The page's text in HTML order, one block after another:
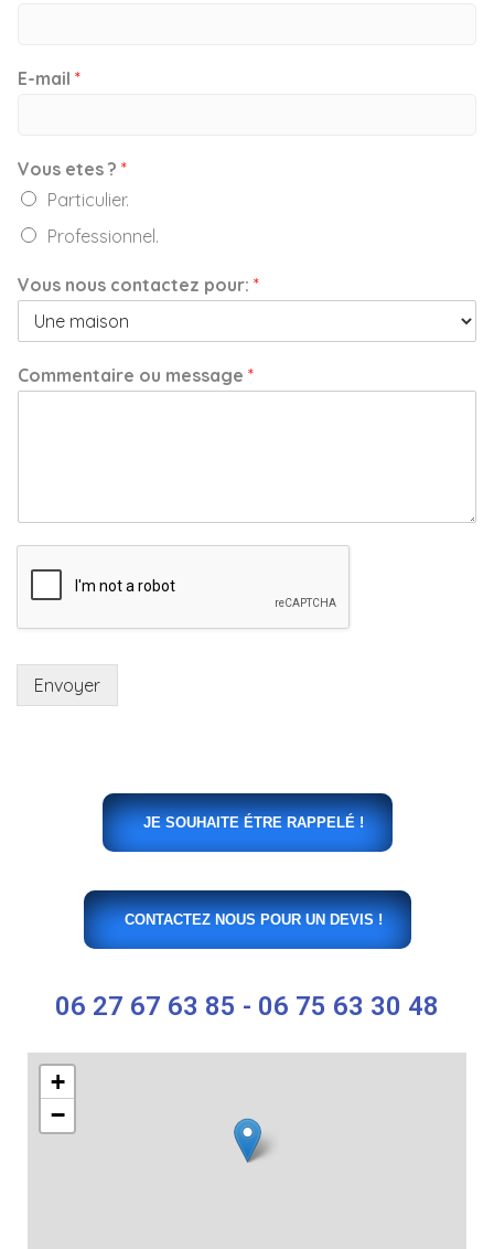
E-mail *
Vous etes ? *
Particulier.
Professionnel.
Vous nous contactez pour: *
Commentaire ou message *
Envoyer
JE SOUHAITE ÉTRE RAPPELÉ !
CONTACTEZ NOUS POUR UN DEVIS !
06 27 67 63 85 - 06 75 63 30 48
+
−